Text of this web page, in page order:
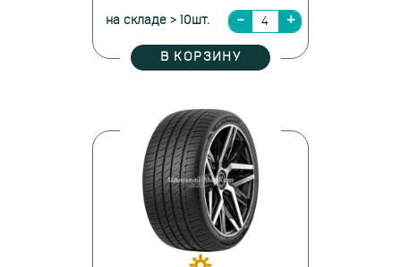
на складе > 10шт.
В КОРЗИНУ